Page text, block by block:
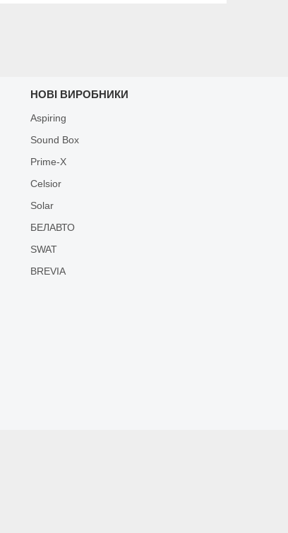
НОВІ ВИРОБНИКИ
Aspiring
Sound Box
Prime-X
Celsior
Solar
БЕЛАВТО
SWAT
BREVIA